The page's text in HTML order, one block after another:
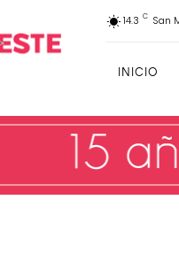
14.3 C San
INICIO